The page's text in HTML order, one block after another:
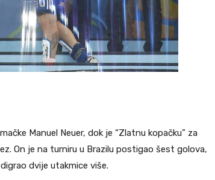
Manuel Neuer, dok je “Zlatnu kopačku” za
On je na turniru u Brazilu postigao šest golova,
dvije utakmice više.